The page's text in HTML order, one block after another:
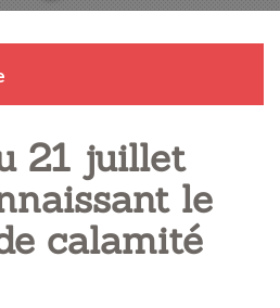
21 juillet
le
calamité